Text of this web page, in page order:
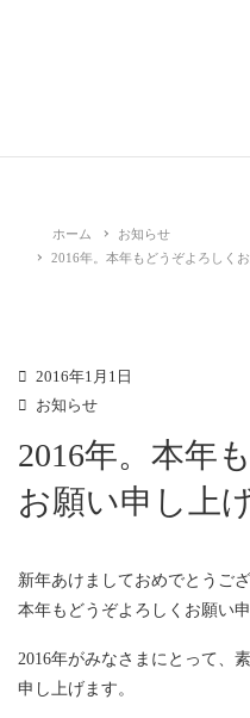
ホーム
お知らせ
2016年。本年もどうぞよろしく
2016年1月1日
お知らせ
2016年。本年
お願い申し上
新年あけましておめでとうござ
本年もどうぞよろしくお願い申
2016年がみなさまにとって、
申し上げます。